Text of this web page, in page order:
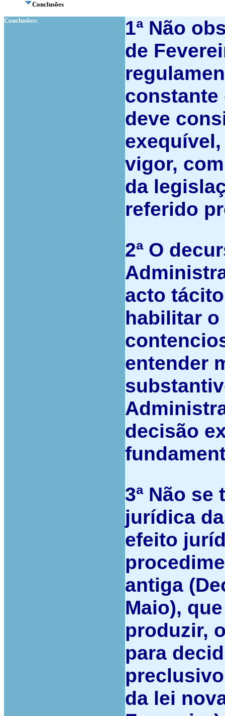
Conclusões
Conclusões: 1ª Não
de
constante
deve
vigor,
da
referido
2ªO
acto
habilitar o
entender
decisão
3ª Não se
jurídica
efeito
antiga
Maio),
produzir,
para
da lei